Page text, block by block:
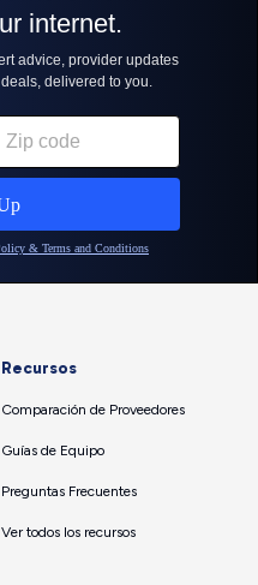
Recursos
Comparación de Proveedores
Guías de Equipo
Preguntas Frecuentes
Ver todos los recursos